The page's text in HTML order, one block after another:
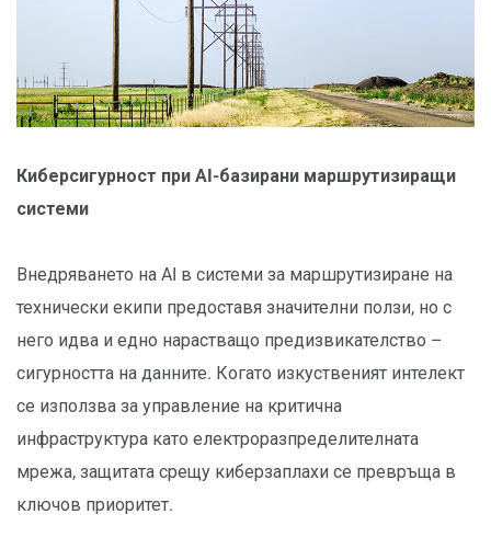
Киберсигурност при AI-базирани маршрутизиращи
системи
Внедряването на AI в системи за маршрутизиране на
технически екипи предоставя значителни ползи, но с
него идва и едно нарастващо предизвикателство –
сигурността на данните. Когато изкуственият интелект
се използва за управление на критична
инфраструктура като електроразпределителната
мрежа, защитата срещу киберзаплахи се превръща в
ключов приоритет.